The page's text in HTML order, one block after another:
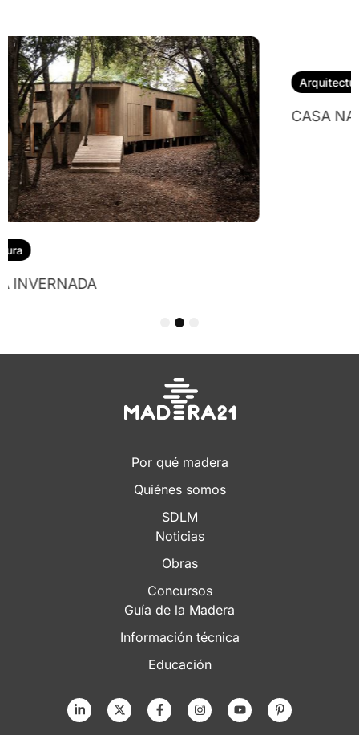
Arquitectura
CASA NALA
Por qué madera
Quiénes somos
SDLM
Noticias
Obras
Concursos
Guía de la Madera
Información técnica
Educación